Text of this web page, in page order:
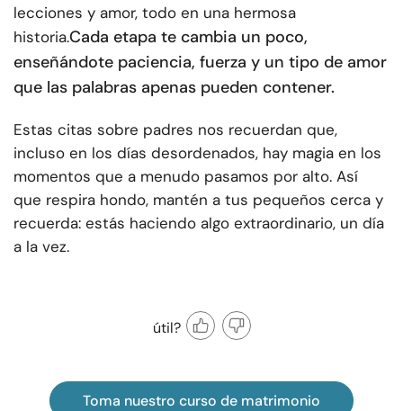
lecciones y amor, todo en una hermosa
historia.Cada etapa te cambia un poco,
enseñándote paciencia, fuerza y un tipo de amor
que las palabras apenas pueden contener.
Estas citas sobre padres nos recuerdan que,
incluso en los días desordenados, hay magia en los
momentos que a menudo pasamos por alto. Así
que respira hondo, mantén a tus pequeños cerca y
recuerda: estás haciendo algo extraordinario, un día
a la vez.
útil?
Toma nuestro curso de matrimonio